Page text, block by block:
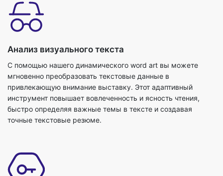
Анализ визуального текста
С помощью нашего динамического word art вы можете
мгновенно преобразовать текстовые данные в
привлекающую внимание выставку. Этот адаптивный
инструмент повышает вовлеченность и ясность чтения,
быстро определяя важные темы в тексте и создавая
точные текстовые резюме.